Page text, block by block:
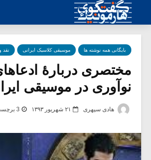
بایگانی همه نوشته ها موسیقی کلاسیک ایرانی نقد
مختصری دربارۀ
نوآوری در موسیقی
هادی سپهری ۲۱ شهریور ۱۳۹۳ 3 برچسب -